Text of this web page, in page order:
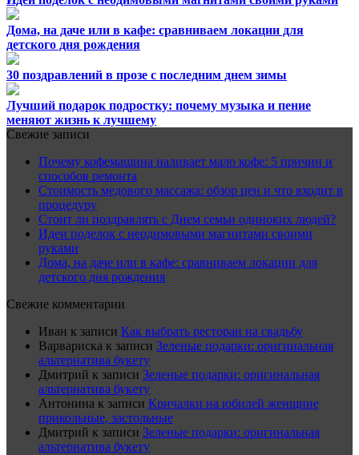
Дома, на даче или в кафе: сравниваем локации для
детского дня рождения
30 поздравлений в прозе с последним днем зимы
Лучший подарок подростку: почему музыка и пение
меняют жизнь к лучшему
Свежие записи
Почему кофемашина наливает мало кофе: 5 причин и
способов ремонта
Стоимость медового массажа: обзор цен и что входит в
процедуру
Стоит ли поздравлять с Днем семьи одиноких людей?
Идеи поделок с неодимовыми магнитами своими
руками
Дома, на даче или в кафе: сравниваем локации для
детского дня рождения
Свежие комментарии
Иван к записи Как выбрать ресторан на свадьбу
Варвариска к записи Зеленые подарки: оригинальная
альтернатива букету
Дмитрий к записи Зеленые подарки: оригинальная
альтернатива букету
Антонина к записи Кричалки на юбилей женщине
прикольные, застольные
Дмитрий к записи Зеленые подарки: оригинальная
альтернатива букету